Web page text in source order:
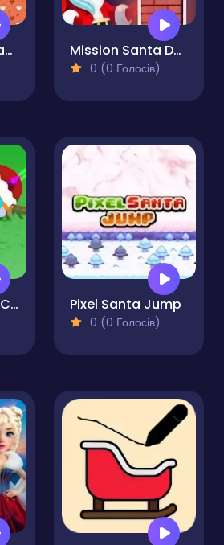
Pixel Santa Escape Mission Santa Deliver the Gifts
0 (0 Голосів)
Kick The Santa Christmas Buddy Pixel Santa Jump
0 (0 Голосів)